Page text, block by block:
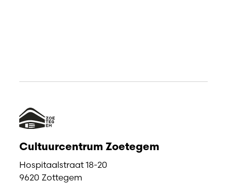
Cultuurcentrum Zoetegem
Hospitaalstraat 18-20
9620 Zottegem